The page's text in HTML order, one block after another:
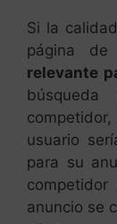
usuario
para su
competidor
anuncio se
ellos.
Esta
garantiza
más